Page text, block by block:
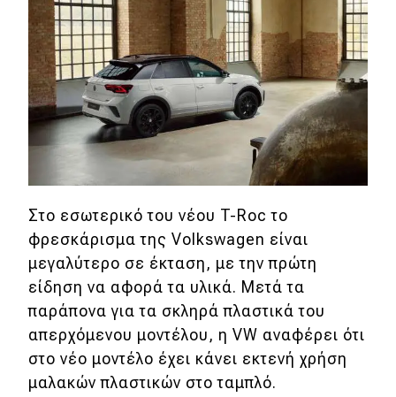
Δοκιμή
Αποστολή
Συγκρίνουμε
Αγώνες
Formula 1
WRC
Motorsport
Eco
Νέα
Τεχνολογία
Στο εσωτερικό του νέου T-Roc το
φρεσκάρισμα της Volkswagen είναι
μεγαλύτερο σε έκταση, με την πρώτη
είδηση να αφορά τα υλικά. Μετά τα
παράπονα για τα σκληρά πλαστικά του
απερχόμενου μοντέλου, η VW αναφέρει ότι
στο νέο μοντέλο έχει κάνει εκτενή χρήση
μαλακών πλαστικών στο ταμπλό.